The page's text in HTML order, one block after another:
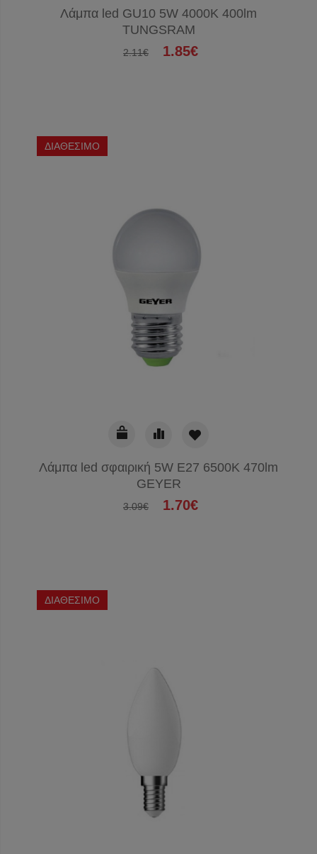
Λάμπα led GU10 5W 4000K 400lm
TUNGSRAM
2.11€ 1.85€
ΔΙΑΘΕΣΙΜΟ
Λάμπα led σφαιρική 5W E27 6500K 470lm
GEYER
3.09€ 1.70€
ΔΙΑΘΕΣΙΜΟ